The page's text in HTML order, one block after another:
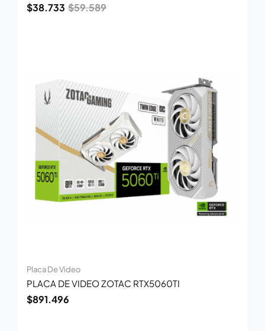
$59.589
$38.733
Placa De Video
PLACA DE VIDEO ZOTAC RTX5060TI
$891.496